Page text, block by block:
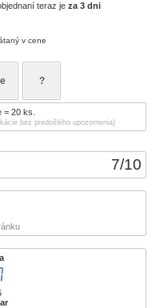
7/10
teraz je za 3 dni
v cene
?
20 ks.
bez predošlého upozornenia)